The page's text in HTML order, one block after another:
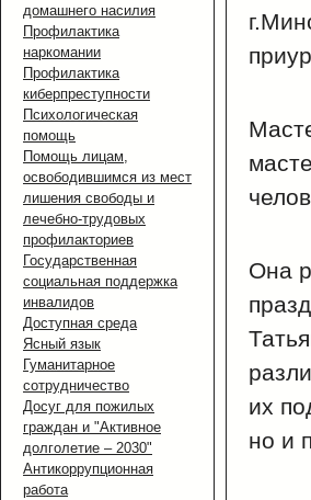
домашнего насилия
Профилактика
наркомании
Профилактика
киберпреступности
Психологическая
помощь
Помощь лицам,
освободившимся из мест
лишения свободы и
лечебно-трудовых
профилакториев
Государственная
социальная поддержка
инвалидов
Доступная среда
Ясный язык
Гуманитарное
сотрудничество
Досуг для пожилых
граждан и "Активное
долголетие – 2030"
Антикоррупционная
работа
Она
их
но и